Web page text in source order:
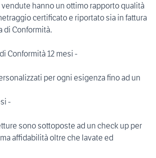
vendute hanno un ottimo rapporto qualità
certificato e riportato sia in fattura
di Conformità.
Conformità 12 mesi -
per ogni esigenza fino ad un
-
sono sottoposte ad un check up per
affidabilità oltre che lavate ed